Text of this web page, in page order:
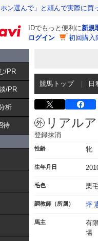
ン選んで」と頼んで実際に買
IDでもっと便利に新規
ログイン
初回購入
/PR
/PR
析
待
競馬トップ 日
リアル
登録抹消
性齢 牝
生年月日
毛色 栗
調教師（所属） 坪
馬主
有
場